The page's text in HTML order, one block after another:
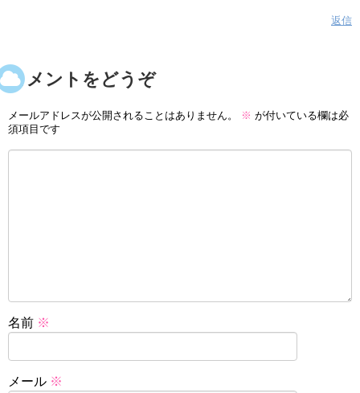
返信
コメントをどうぞ
メールアドレスが公開されることはありません。 ※ が付いている欄は必
須項目です
名前 ※
メール ※